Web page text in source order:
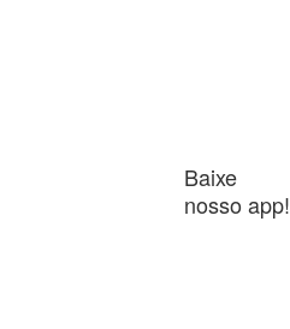
Baixe
nosso app!